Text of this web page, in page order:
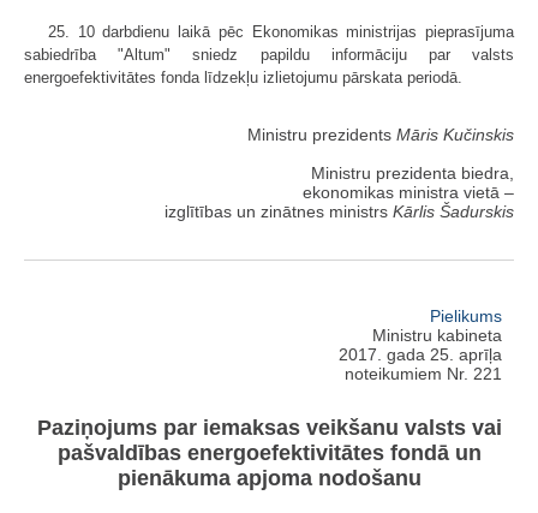
25. 10 darbdienu laikā pēc Ekonomikas ministrijas pieprasījuma
sabiedrība "Altum" sniedz papildu informāciju par valsts
energoefektivitātes fonda līdzekļu izlietojumu pārskata periodā.
Ministru prezidents Māris Kučinskis
Ministru prezidenta biedra,
ekonomikas ministra vietā –
izglītības un zinātnes ministrs Kārlis Šadurskis
Pielikums
Ministru kabineta
2017. gada 25. aprīļa
noteikumiem Nr. 221
Paziņojums par iemaksas veikšanu valsts vai
pašvaldības energoefektivitātes fondā un
pienākuma apjoma nodošanu